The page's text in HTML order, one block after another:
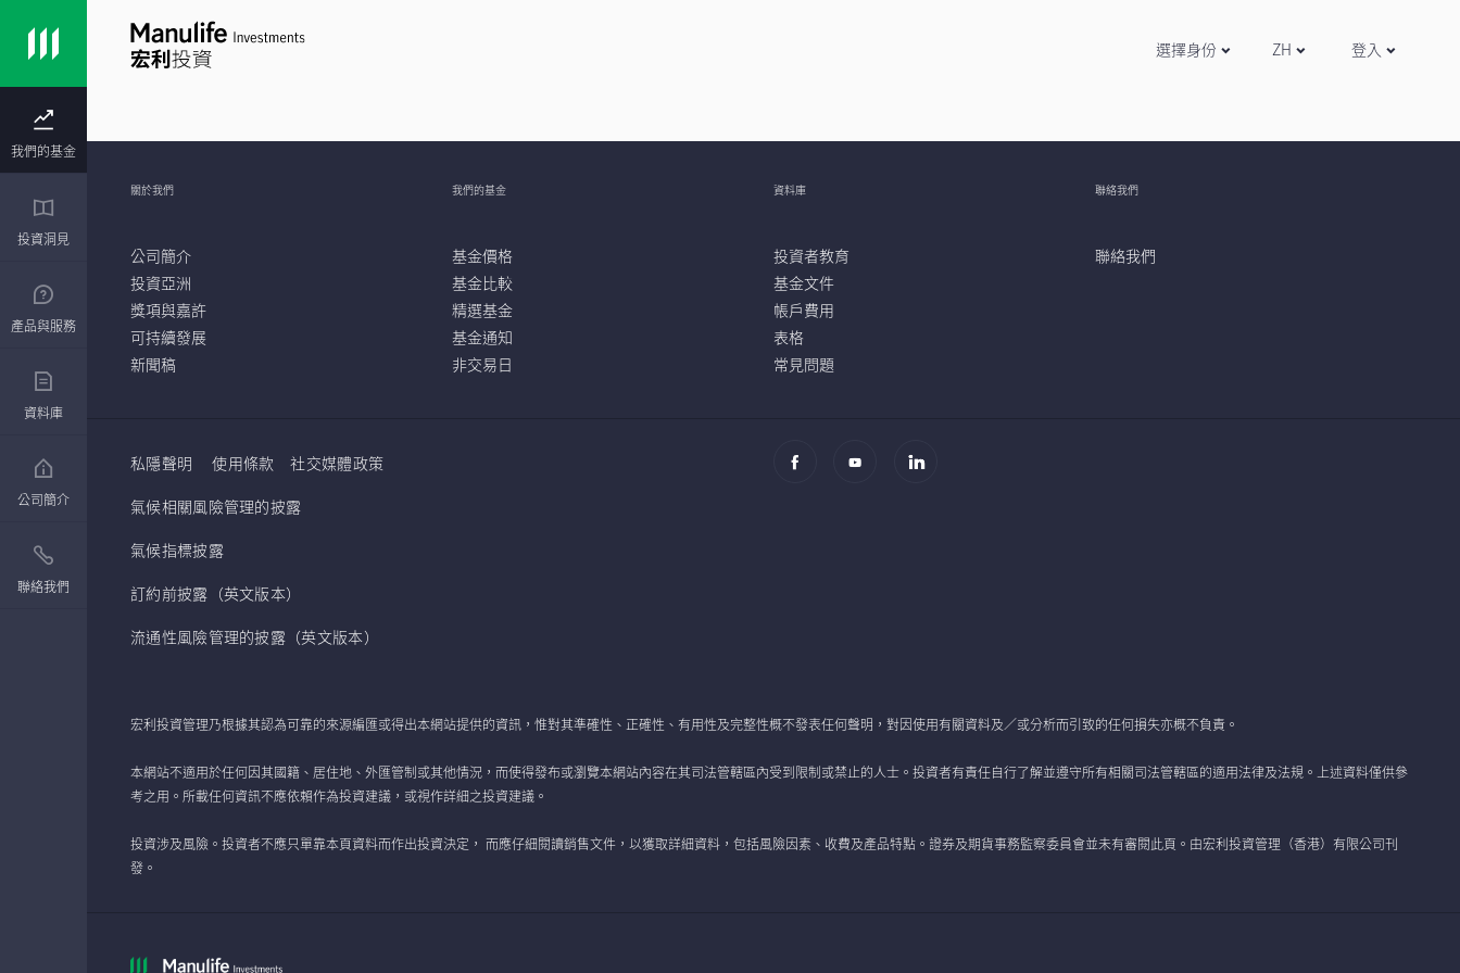
我們的基金
投資洞見
產品與服務
資料庫
公司簡介
聯絡我們
選擇身份 ZH 登入
關於我們
公司簡介
投資亞洲
獎項與嘉許
可持續發展
新聞稿
我們的基金
基金價格
基金比較
精選基金
基金通知
非交易日
資料庫
投資者教育
基金文件
帳戶費用
表格
常見問題
聯絡我們
聯絡我們
私隱聲明 使用條款
社交媒體政策
氣候相關風險管理的披露
氣候指標披露
訂約前披露（英文版本）
流通性風險管理的披露（英文版本）
宏利投資管理乃根據其認為可靠的來源編匯或得出本網站提供的資訊，惟對其準確性、正確性、有用性及完整性概不發表任何聲明，對因使用有關資料及／或分析而引致的任何損失亦概不負責。
本網站不適用於任何因其國籍、居住地、外匯管制或其他情況，而使得發布或瀏覽本網站內容在其司法管轄區內受到限制或禁止的人士。投資者有責任自行了解並遵守所有相關司法管轄區的適用法律及法規。上述資料僅供參
考之用。所載任何資訊不應依賴作為投資建議，或視作詳細之投資建議。
投資涉及風險。投資者不應只單靠本頁資料而作出投資決定， 而應仔細閱讀銷售文件，以獲取詳細資料，包括風險因素、收費及產品特點。證券及期貨事務監察委員會並未有審閱此頁。由宏利投資管理（香港）有限公司刊
發。